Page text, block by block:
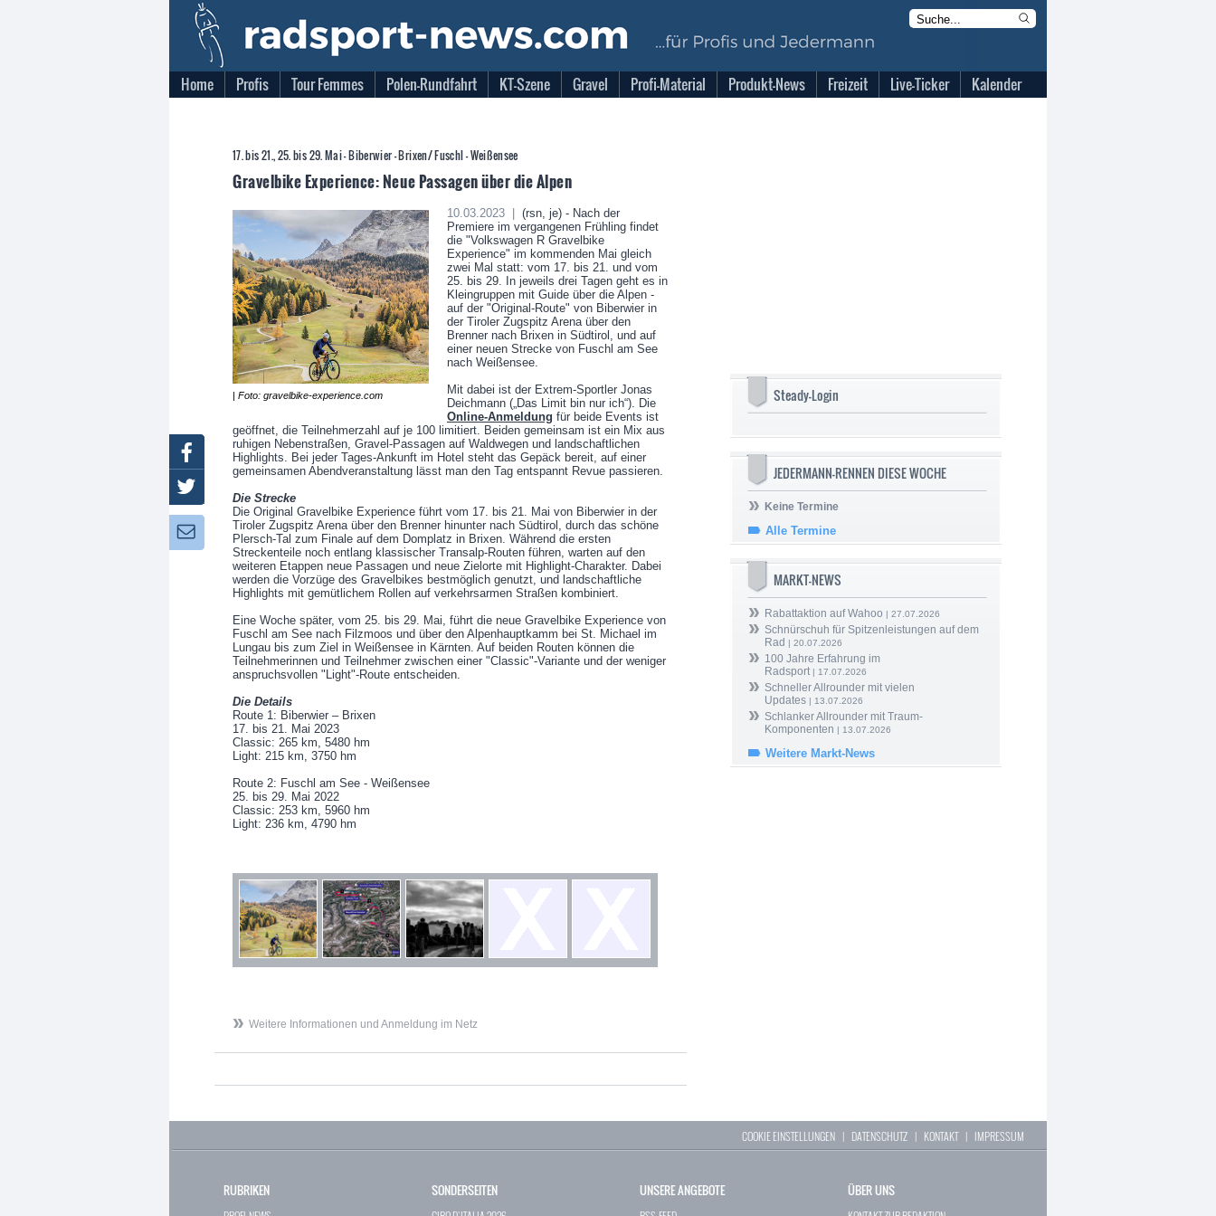
Home Profis Tour Femmes Polen-Rundfahrt KT-Szene Gravel Profi-Material Produkt-News Freizeit Live-Ticker Kalender
17. bis 21., 25. bis 29. Mai - Biberwier - Brixen/ Fuschl - Weißensee
Gravelbike Experience: Neue Passagen über die Alpen
| Foto: gravelbike-experience.com
10.03.2023 |
(rsn, je) - Nach der
Premiere im vergangenen Frühling findet
die "Volkswagen R Gravelbike
Experience" im kommenden Mai gleich
zwei Mal statt: vom 17. bis 21. und vom
25. bis 29. In jeweils drei Tagen geht es in
Kleingruppen mit Guide über die Alpen -
auf der "Original-Route" von Biberwier in
der Tiroler Zugspitz Arena über den
Brenner nach Brixen in Südtirol, und auf
einer neuen Strecke von Fuschl am See
nach Weißensee.
Mit dabei ist der Extrem-Sportler Jonas
Deichmann („Das Limit bin nur ich“). Die
Online-Anmeldung für beide Events ist
geöffnet, die Teilnehmerzahl auf je 100 limitiert. Beiden gemeinsam ist ein Mix aus
ruhigen Nebenstraßen, Gravel-Passagen auf Waldwegen und landschaftlichen
Highlights. Bei jeder Tages-Ankunft im Hotel steht das Gepäck bereit, auf einer
gemeinsamen Abendveranstaltung lässt man den Tag entspannt Revue passieren.
Die Strecke
Die Original Gravelbike Experience führt vom 17. bis 21. Mai von Biberwier in der
Tiroler Zugspitz Arena über den Brenner hinunter nach Südtirol, durch das schöne
Plersch-Tal zum Finale auf dem Domplatz in Brixen. Während die ersten
Streckenteile noch entlang klassischer Transalp-Routen führen, warten auf den
weiteren Etappen neue Passagen und neue Zielorte mit Highlight-Charakter. Dabei
werden die Vorzüge des Gravelbikes bestmöglich genutzt, und landschaftliche
Highlights mit gemütlichem Rollen auf verkehrsarmen Straßen kombiniert.
Eine Woche später, vom 25. bis 29. Mai, führt die neue Gravelbike Experience von
Fuschl am See nach Filzmoos und über den Alpenhauptkamm bei St. Michael im
Lungau bis zum Ziel in Weißensee in Kärnten. Auf beiden Routen können die
Teilnehmerinnen und Teilnehmer zwischen einer "Classic"-Variante und der weniger
anspruchsvollen "Light"-Route entscheiden.
Die Details
Route 1: Biberwier – Brixen
17. bis 21. Mai 2023
Classic: 265 km, 5480 hm
Light: 215 km, 3750 hm
Route 2: Fuschl am See - Weißensee
25. bis 29. Mai 2022
Classic: 253 km, 5960 hm
Light: 236 km, 4790 hm
Weitere Informationen und Anmeldung im Netz
Steady-Login
JEDERMANN-RENNEN DIESE WOCHE
Keine Termine
Alle Termine
MARKT-NEWS
Rabattaktion auf Wahoo | 27.07.2026
Schnürschuh für Spitzenleistungen auf dem
Rad | 20.07.2026
100 Jahre Erfahrung im
Radsport| 17.07.2026
Schneller Allrounder mit vielen
Updates | 13.07.2026
Schlanker Allrounder mit Traum-
Komponenten | 13.07.2026
Weitere Markt-News
Facebook
Newsletter:
COOKIE EINSTELLUNGEN | DATENSCHUTZ | KONTAKT| IMPRESSUM
RUBRIKEN SONDERSEITEN UNSERE ANGEBOTE ÜBER UNS